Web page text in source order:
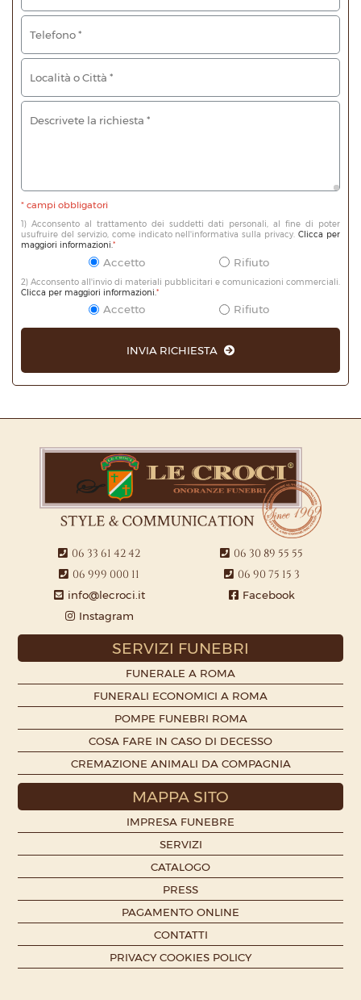
* campi obbligatori
1) Acconsento al trattamento dei suddetti dati personali, al fine di poter
usufruire del servizio, come indicato nell'informativa sulla privacy.Clicca per
maggiori informazioni.*
Accetto Rifiuto
2) Acconsento all'invio di materiali pubblicitari e comunicazioni commerciali.
Clicca per maggiori informazioni.*
Accetto Rifiuto
INVIA RICHIESTA
06 33 61 42 42
06 30 89 55 55
06 999 000 11
06 90 75 15 3
info@lecroci.it
Facebook
Instagram
SERVIZI FUNEBRI
FUNERALE A ROMA
FUNERALI ECONOMICI A ROMA
POMPE FUNEBRI ROMA
COSA FARE IN CASO DI DECESSO
CREMAZIONE ANIMALI DA COMPAGNIA
MAPPA SITO
IMPRESA FUNEBRE
SERVIZI
CATALOGO
PRESS
PAGAMENTO ONLINE
CONTATTI
PRIVACY COOKIES POLICY